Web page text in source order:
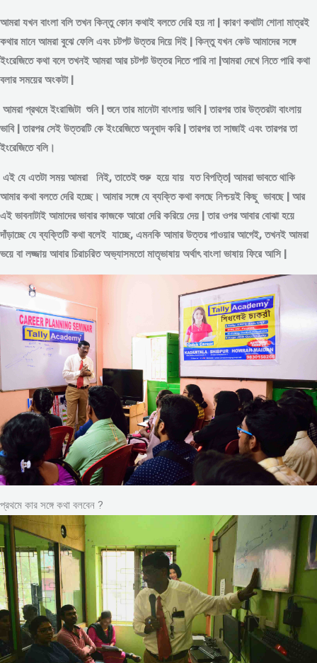
আমরা যখন বাংলা বলি তখন কিন্তু কোন কথাই বলতে দেরি হয় না | কারণ কথাটা শোনা মাত্রই
কথার মানে আমরা বুঝে ফেলি এবং চটপট উত্তর দিয়ে দিই | কিন্তু যখন কেউ আমাদের সঙ্গে
ইংরেজিতে কথা বলে তখনই আমরা আর চটপট উত্তর দিতে পারি না |আমরা দেখে নিতে পারি কথা
বলার সময়ের অংকটা |
আমরা প্রথমে ইংরাজিটা শুনি | শুনে তার মানেটা বাংলায় ভাবি | তারপর তার উত্তরটা বাংলায়
ভাবি | তারপর সেই উত্তরটি কে ইংরেজিতে অনুবাদ করি | তারপর তা সাজাই এবং তারপর তা
ইংরেজিতে বলি।
এই যে এতটা সময় আমরা নিই, তাতেই শুরু হয়ে যায় যত বিপত্তি| আমরা ভাবতে থাকি
আমার কথা বলতে দেরি হচ্ছে। আমার সঙ্গে যে ব্যক্তি কথা বলছে নিশ্চয়ই কিছু ভাবছে | আর
এই ভাবনাটাই আমাদের ভাবার কাজকে আরো দেরি করিয়ে দেয় | তার ওপর আবার বোঝা হয়ে
দাঁড়াচ্ছে যে ব্যক্তিটি কথা বলেই যাচ্ছে, এমনকি আমার উত্তর পাওয়ার আগেই, তখনই আমরা
ভয়ে বা লজ্জায় আবার চিরাচরিত অভ্যাসমতো মাতৃভাষায় অর্থাৎ বাংলা ভাষায় ফিরে আসি |
প্রথমে কার সঙ্গে কথা বলবেন ?